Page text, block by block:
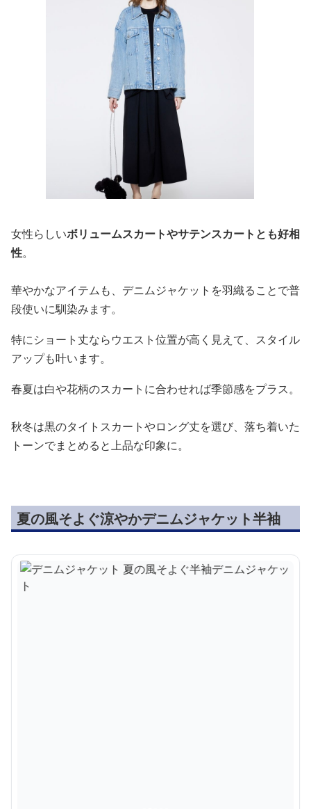
女性らしいボリュームスカートやサテンスカートとも好相
性。
華やかなアイテムも、デニムジャケットを羽織ることで普
段使いに馴染みます。
特にショート丈ならウエスト位置が高く見えて、スタイル
アップも叶います。
春夏は白や花柄のスカートに合わせれば季節感をプラス。
秋冬は黒のタイトスカートやロング丈を選び、落ち着いた
トーンでまとめると上品な印象に。
夏の風そよぐ涼やかデニムジャケット半袖